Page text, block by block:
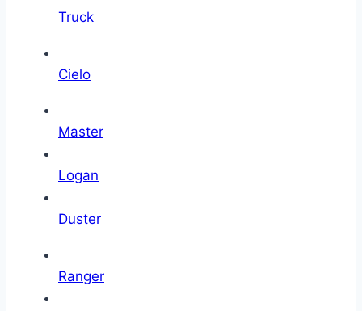
Truck
Cielo
Master
Logan
Duster
Ranger